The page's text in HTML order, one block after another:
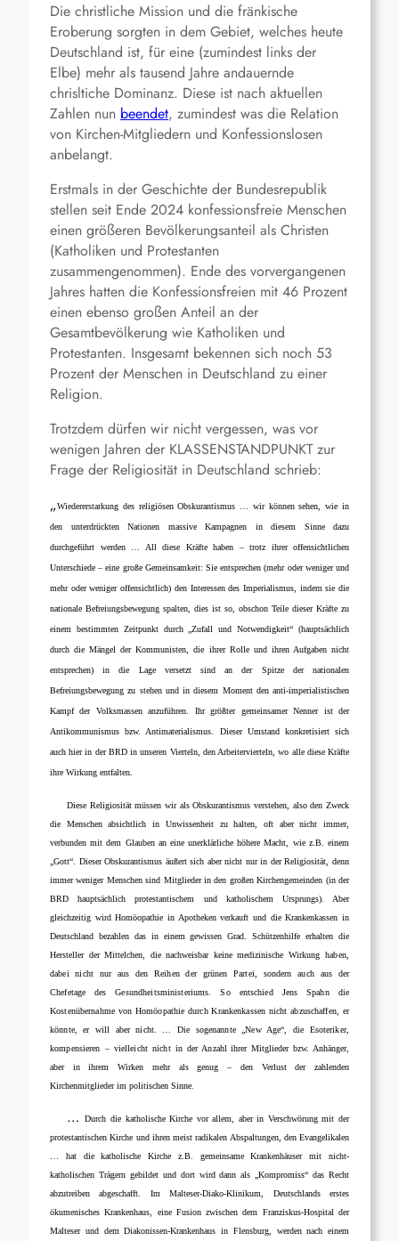
Die christliche Mission und die fränkische
Eroberung sorgten in dem Gebiet, welches heute
Deutschland ist, für eine (zumindest links der
Elbe) mehr als tausend Jahre andauernde
chrisltiche Dominanz. Diese ist nach aktuellen
Zahlen nun beendet, zumindest was die Relation
von Kirchen-Mitgliedern und Konfessionslosen
anbelangt.
Erstmals in der Geschichte der Bundesrepublik
stellen seit Ende 2024 konfessionsfreie Menschen
einen größeren Bevölkerungsanteil als Christen
(Katholiken und Protestanten
zusammengenommen). Ende des vorvergangenen
Jahres hatten die Konfessionsfreien mit 46 Prozent
einen ebenso großen Anteil an der
Gesamtbevölkerung wie Katholiken und
Protestanten. Insgesamt bekennen sich noch 53
Prozent der Menschen in Deutschland zu einer
Religion.
Trotzdem dürfen wir nicht vergessen, was vor
wenigen Jahren der KLASSENSTANDPUNKT zur
Frage der Religiosität in Deutschland schrieb:
„Wiedererstarkung des religiösen Obskurantismus … wir können sehen, wie in
den unterdrückten Nationen massive Kampagnen in diesem Sinne dazu
durchgeführt werden … All diese Kräfte haben – trotz ihrer offensichtlichen
Unterschiede – eine große Gemeinsamkeit: Sie entsprechen (mehr oder weniger und
mehr oder weniger offensichtlich) den Interessen des Imperialismus, indem sie die
nationale Befreiungsbewegung spalten, dies ist so, obschon Teile dieser Kräfte zu
einem bestimmten Zeitpunkt durch „Zufall und Notwendigkeit“ (hauptsächlich
durch die Mängel der Kommunisten, die ihrer Rolle und ihren Aufgaben nicht
entsprechen) in die Lage versetzt sind an der Spitze der nationalen
Befreiungsbewegung zu stehen und in diesem Moment den anti-imperialistischen
Kampf der Volksmassen anzuführen. Ihr größter gemeinsamer Nenner ist der
Antikommunismus bzw. Antimaterialismus. Dieser Umstand konkretisiert sich
auch hier in der BRD in unseren Vierteln, den Arbeitervierteln, wo alle diese Kräfte
ihre Wirkung entfalten.
Diese Religiosität müssen wir als Obskurantismus verstehen, also den Zweck
die Menschen absichtlich in Unwissenheit zu halten, oft aber nicht immer,
verbunden mit dem Glauben an eine unerklärliche höhere Macht, wie z.B. einem
„Gott“. Dieser Obskurantismus äußert sich aber nicht nur in der Religiosität, denn
immer weniger Menschen sind Mitglieder in den großen Kirchengemeinden (in der
BRD hauptsächlich protestantischem und katholischem Ursprungs). Aber
gleichzeitig wird Homöopathie in Apotheken verkauft und die Krankenkassen in
Deutschland bezahlen das in einem gewissen Grad. Schützenhilfe erhalten die
Hersteller der Mittelchen, die nachweisbar keine medizinische Wirkung haben,
dabei nicht nur aus den Reihen der grünen Partei, sondern auch aus der
Chefetage des Gesundheitsministeriums. So entschied Jens Spahn die
Kostenübernahme von Homöopathie durch Krankenkassen nicht abzuschaffen, er
könnte, er will aber nicht. … Die sogenannte „New Age“, die Esoteriker,
kompensieren – vielleicht nicht in der Anzahl ihrer Mitglieder bzw. Anhänger,
aber in ihrem Wirken mehr als genug – den Verlust der zahlenden
Kirchenmitglieder im politischen Sinne.
…Durch die katholische Kirche vor allem, aber in Verschwörung mit der
protestantischen Kirche und ihren meist radikalen Abspaltungen, den Evangelikalen
… hat die katholische Kirche z.B. gemeinsame Krankenhäuser mit nicht-
katholischen Trägern gebildet und dort wird dann als „Kompromiss“ das Recht
abzutreiben abgeschafft. Im Malteser-Diako-Klinikum, Deutschlands erstes
ökumenisches Krankenhaus, eine Fusion zwischen dem Franziskus-Hospital der
Malteser und dem Diakonissen-Krankenhaus in Flensburg, werden nach einem